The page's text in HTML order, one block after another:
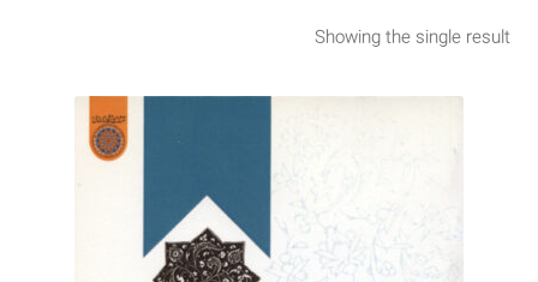
Shop
Showing the single result